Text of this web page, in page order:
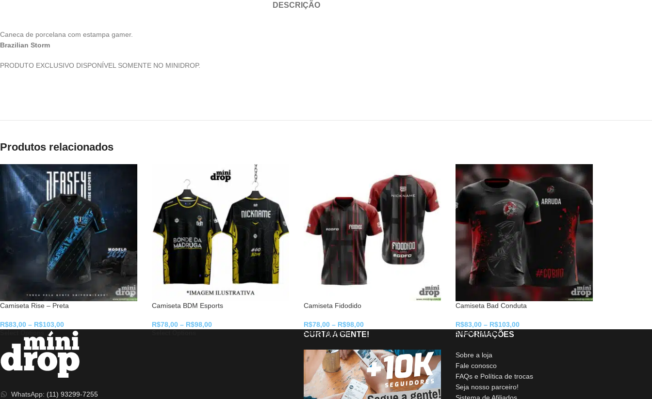
DESCRIÇÃO
Caneca de porcelana com estampa gamer.
Brazilian Storm
PRODUTO EXCLUSIVO DISPONÍVEL SOMENTE NO MINIDROP.
Produtos relacionados
Camiseta Rise – Preta
R$83,00 – R$103,00
Camiseta BDM Esports
R$78,00 – R$98,00
Camiseta Fidodido
R$78,00 – R$98,00
Select Options
Camiseta Bad Conduta
R$83,00 – R$103,00
Select Options
WhatsApp: (11) 93299-7255
CURTA A GENTE! INFORMAÇÕES
Sobre a loja
Fale conosco
FAQs e Política de trocas
Seja nosso parceiro!